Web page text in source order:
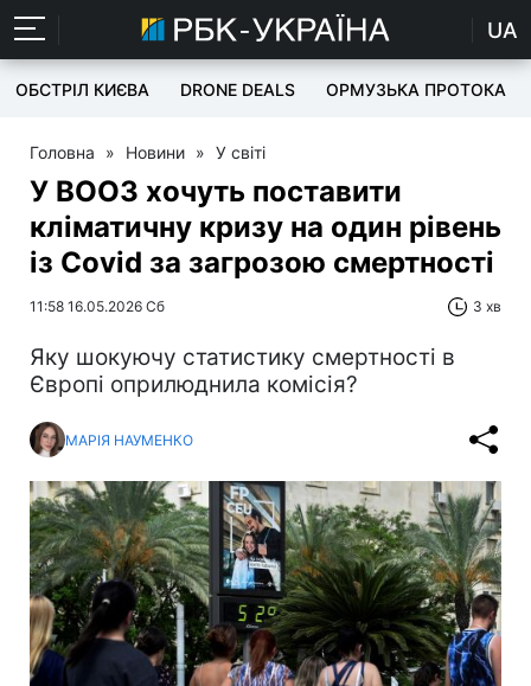
UA
ОБСТРІЛ КИЄВА DRONE DEALS ОРМУЗЬКА ПРОТОКА
Головна » Новини » У світі
У ВООЗ хочуть поставити
кліматичну кризу на один рівень
із Covid за загрозою смертності
11:58 16.05.2026 Сб 3 хв
Яку шокуючу статистику смертності в
Європі оприлюднила комісія?
МАРІЯ НАУМЕНКО